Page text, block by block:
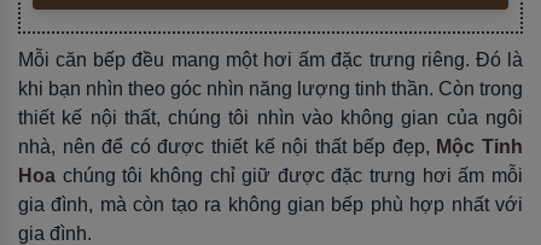
Mỗi căn bếp đều mang một hơi ấm đặc trưng riêng. Đó là
khi bạn nhìn theo góc nhìn năng lượng tinh thần. Còn trong
thiết kế nội thất, chúng tôi nhìn vào không gian của ngôi
nhà, nên để có được thiết kế nội thất bếp đẹp, Mộc Tinh
Hoa chúng tôi không chỉ giữ được đặc trưng hơi ấm mỗi
gia đình, mà còn tạo ra không gian bếp phù hợp nhất với
gia đình.